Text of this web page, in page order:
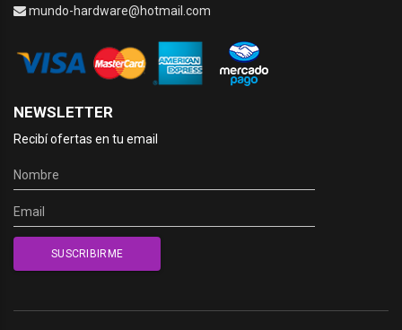
mundo-hardware@hotmail.com
NEWSLETTER
Recibí ofertas en tu email